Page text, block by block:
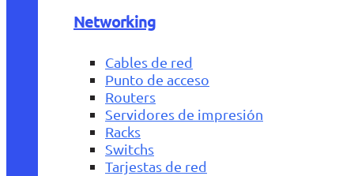
Networking
Cables de red
Punto de acceso
Routers
Servidores de impresión
Racks
Switchs
Tarjestas de red